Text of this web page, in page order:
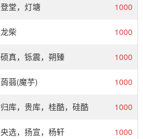
登堂，灯塘 1000
龙柴 1000
硕真，铄震，朔臻 1000
蒟蒻(魔芋) 1000
归库，贵库，桂酷，硅酷 1000
央选，扬宣，杨轩 1000